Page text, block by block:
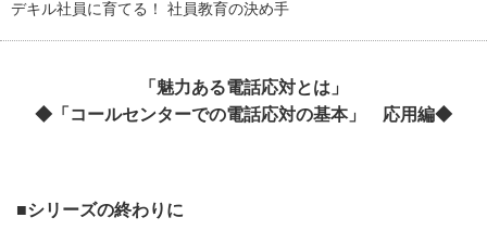
デキル社員に育てる！ 社員教育の決め手
「魅力ある電話応対とは」
◆「コールセンターでの電話応対の基本」 応用編◆
■シリーズの終わりに